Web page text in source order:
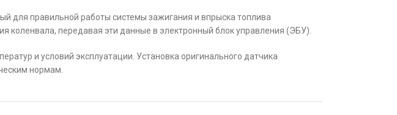
для правильной работы системы зажигания и впрыска топлива
коленвала, передавая эти данные в электронный блок управления (ЭБУ).
и условий эксплуатации. Установка оригинального датчика
нормам.